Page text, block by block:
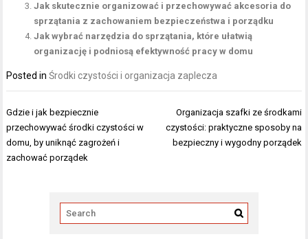
Jak skutecznie organizować i przechowywać akcesoria do
sprzątania z zachowaniem bezpieczeństwa i porządku
Jak wybrać narzędzia do sprzątania, które ułatwią
organizację i podniosą efektywność pracy w domu
Posted inŚrodki czystości i organizacja zaplecza
Nawigacja
wpisu
Gdzie i jak bezpiecznie
przechowywać środki czystości w
domu, by uniknąć zagrożeń i
zachować porządek
Organizacja szafki ze środkami
czystości: praktyczne sposoby na
bezpieczny i wygodny porządek